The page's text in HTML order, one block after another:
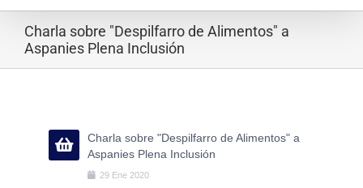
Charla sobre "Despilfarro de Alimentos" a
Aspanies Plena Inclusión
Charla sobre "Despilfarro de Alimentos" a
Aspanies Plena Inclusión
29 Ene 2020